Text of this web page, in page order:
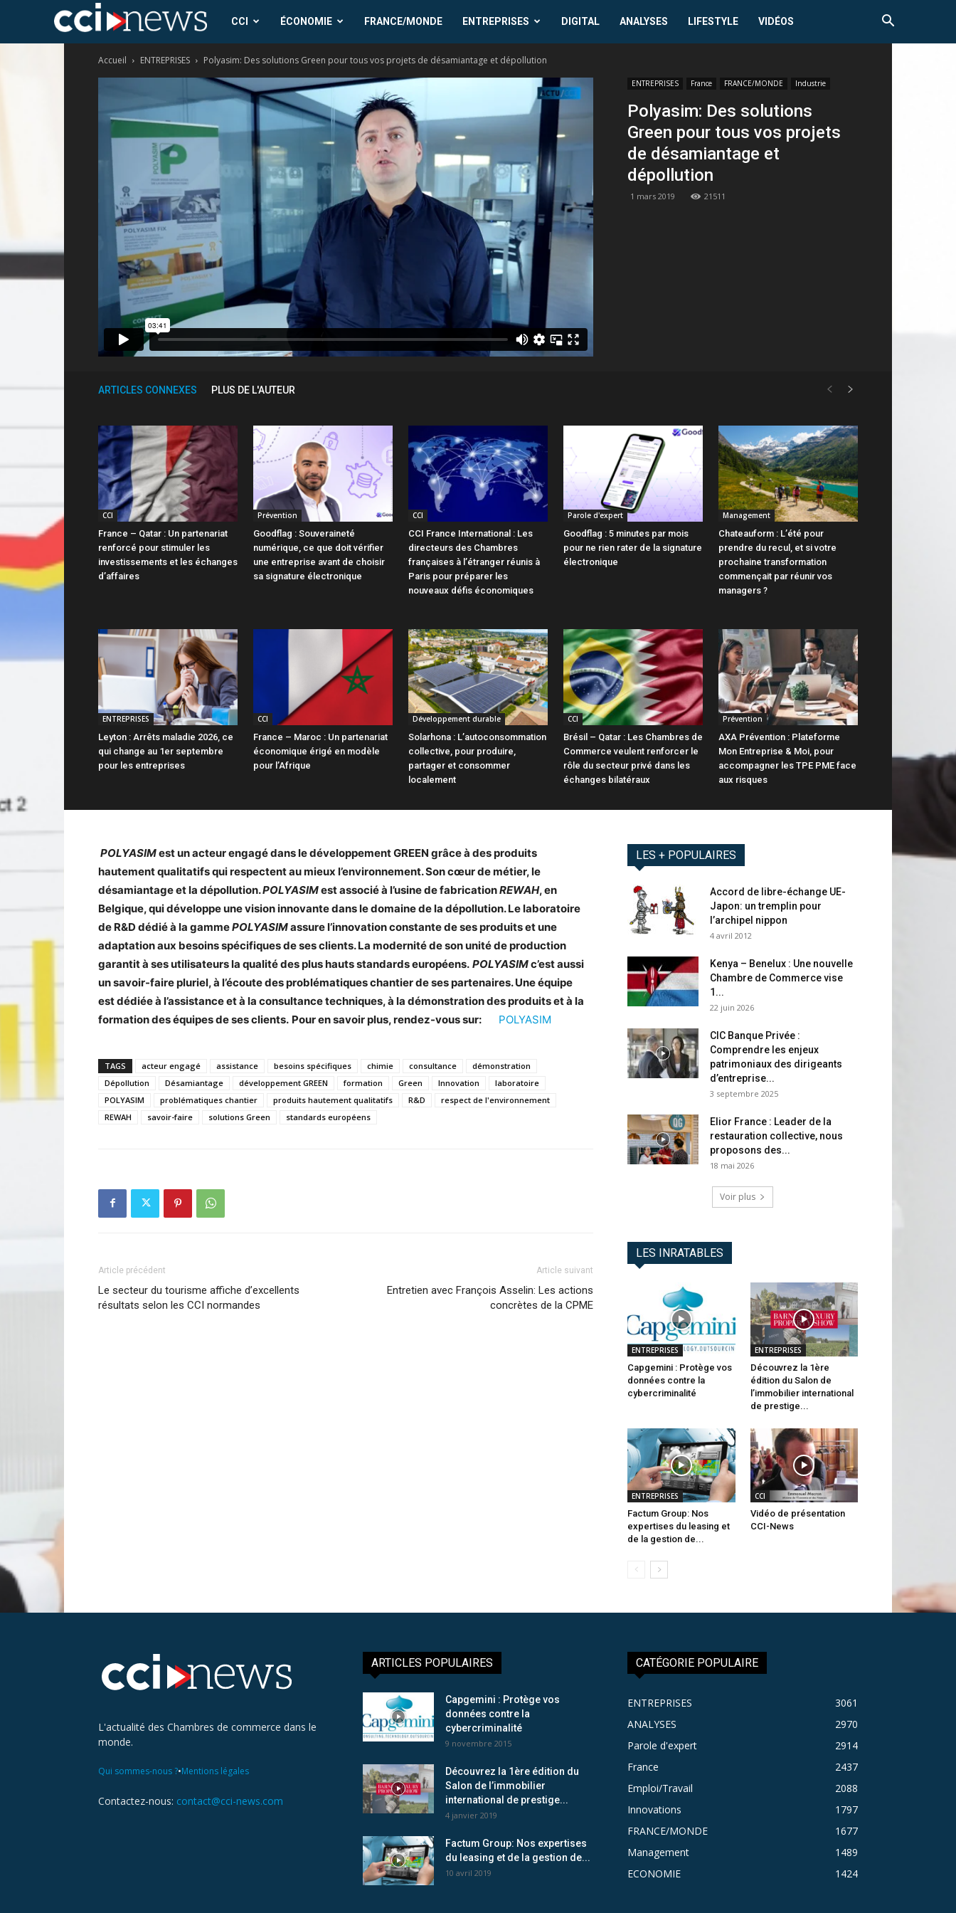
CCI
News
CCI ÉCONOMIE FRANCE/MONDE ENTREPRISES DIGITAL ANALYSES LIFESTYLE VIDÉOS
Accueil ENTREPRISES Polyasim: Des solutions Green pour tous vos projets de désamiantage et dépollution
ENTREPRISES France FRANCE/MONDE Industrie
Polyasim: Des solutions
Green pour tous vos projets
de désamiantage et
dépollution
1 mars 2019 21511
ARTICLES CONNEXES PLUS DE L'AUTEUR
CCI
France – Qatar : Un partenariat
renforcé pour stimuler les
investissements et les échanges
d’affaires
Prévention
Goodflag : Souveraineté
numérique, ce que doit vérifier
une entreprise avant de choisir
sa signature électronique
CCI
CCI France International : Les
directeurs des Chambres
françaises à l’étranger réunis à
Paris pour préparer les
nouveaux défis économiques
Parole d'expert
Goodflag : 5 minutes par mois
pour ne rien rater de la signature
électronique
Management
Chateauform : L’été pour
prendre du recul, et si votre
prochaine transformation
commençait par réunir vos
managers ?
ENTREPRISES
Leyton : Arrêts maladie 2026, ce
qui change au 1er septembre
pour les entreprises
CCI
France – Maroc : Un partenariat
économique érigé en modèle
pour l’Afrique
Développement durable
Solarhona : L’autoconsommation
collective, pour produire,
partager et consommer
localement
CCI
Brésil – Qatar : Les Chambres de
Commerce veulent renforcer le
rôle du secteur privé dans les
échanges bilatéraux
Prévention
AXA Prévention : Plateforme
Mon Entreprise & Moi, pour
accompagner les TPE PME face
aux risques
POLYASIMest un acteur engagé dans le développement GREEN grâce à des produits
hautement qualitatifs qui respectent au mieux l’environnement. Son cœur de métier, le
désamiantage et la dépollution.POLYASIMest associé à l’usine de fabricationREWAH, en
Belgique, qui développe une vision innovante dans le domaine de la dépollution. Le laboratoire
de R&D dédié à la gammePOLYASIMassure l’innovation constante de ses produits et une
adaptation aux besoins spécifiques de ses clients. La modernité de son unité de production
garantit à ses utilisateurs la qualité des plus hauts standards européens. POLYASIMc’est aussi
un savoir-faire pluriel, à l’écoute des problématiques chantier de ses partenaires. Une équipe
est dédiée à l’assistance et à la consultance techniques, à la démonstration des produits et à la
formation des équipes de ses clients. Pour en savoir plus, rendez-vous sur: POLYASIM
TAGS acteur engagé assistance besoins spécifiques chimie consultance
démonstration
Dépollution
Désamiantage développement GREEN formation Green Innovation
laboratoire
POLYASIM
problématiques chantier produits hautement qualitatifs R&D
respect de l'environnement
REWAH
savoir-faire solutions Green standards européens
Article précédent
Le secteur du tourisme affiche d’excellents
résultats selon les CCI normandes
Article suivant
Entretien avec François Asselin: Les actions
concrètes de la CPME
LES + POPULAIRES
Accord de libre-échange UE-
Japon: un tremplin pour
l’archipel nippon
4 avril 2012
Kenya – Benelux : Une nouvelle
Chambre de Commerce vise
1...
22 juin 2026
CIC Banque Privée :
Comprendre les enjeux
patrimoniaux des dirigeants
d’entreprise...
3 septembre 2025
Elior France : Leader de la
restauration collective, nous
proposons des...
18 mai 2026
Voir plus
LES INRATABLES
ENTREPRISES
Capgemini : Protège vos
données contre la
cybercriminalité
ENTREPRISES
Découvrez la 1ère
édition du Salon de
l’immobilier international
de prestige...
ENTREPRISES
Factum Group: Nos
expertises du leasing et
de la gestion de...
CCI
Vidéo de présentation
CCI-News
L'actualité des Chambres de commerce dans le
monde.
Qui sommes-nous ?•Mentions légales
Contactez-nous: contact@cci-news.com
ARTICLES POPULAIRES
Capgemini : Protège vos
données contre la
cybercriminalité
9 novembre 2015
Découvrez la 1ère édition du
Salon de l’immobilier
international de prestige...
4 janvier 2019
Factum Group: Nos expertises
du leasing et de la gestion de...
10 avril 2019
CATÉGORIE POPULAIRE
ENTREPRISES
3061
ANALYSES
2970
Parole d'expert
2914
France
2437
Emploi/Travail
2088
Innovations
1797
FRANCE/MONDE
1677
Management
1489
ECONOMIE
1424